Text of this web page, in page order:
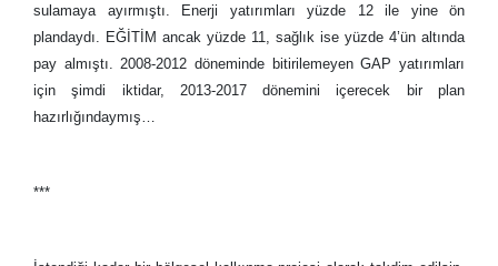
sulamaya ayırmıştı. Enerji yatırımları yüzde 12 ile yine ön
plandaydı. EĞİTİM ancak yüzde 11, sağlık ise yüzde 4’ün altında
pay almıştı. 2008-2012 döneminde bitirilemeyen GAP yatırımları
için şimdi iktidar, 2013-2017 dönemini içerecek bir plan
hazırlığındaymış…
***